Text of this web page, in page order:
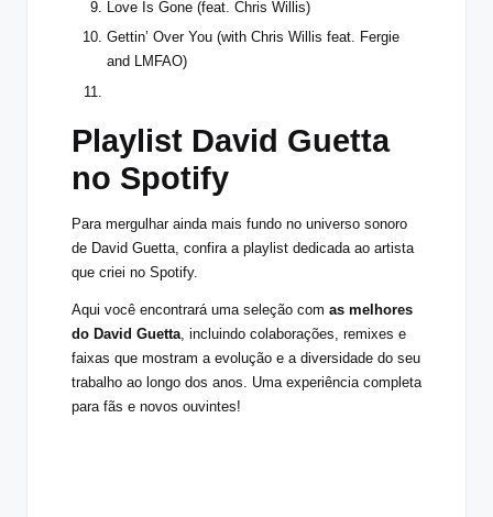
Love Is Gone (feat. Chris Willis)
Gettin’ Over You (with Chris Willis feat. Fergie
and LMFAO)
Playlist David Guetta
no Spotify
Para mergulhar ainda mais fundo no universo sonoro
de David Guetta, confira a playlist dedicada ao artista
que criei no Spotify.
Aqui você encontrará uma seleção com as melhores
do David Guetta , incluindo colaborações, remixes e
faixas que mostram a evolução e a diversidade do seu
trabalho ao longo dos anos. Uma experiência completa
para fãs e novos ouvintes!